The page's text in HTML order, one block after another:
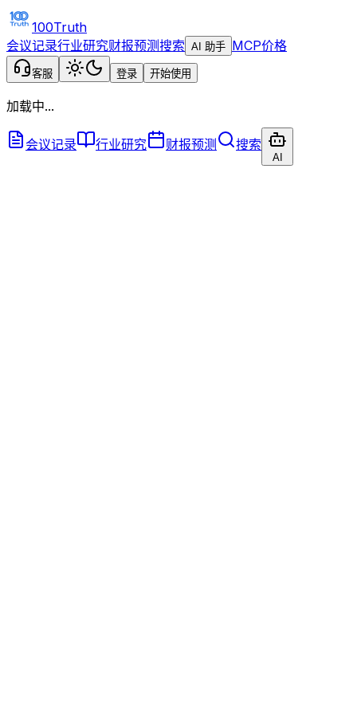
100Truth
会议记录行业研究财报预测搜索 AI 助手 MCP价格
客服 登录 开始使用
加载中...
会议记录 行业研究 财报预测 搜索
AI